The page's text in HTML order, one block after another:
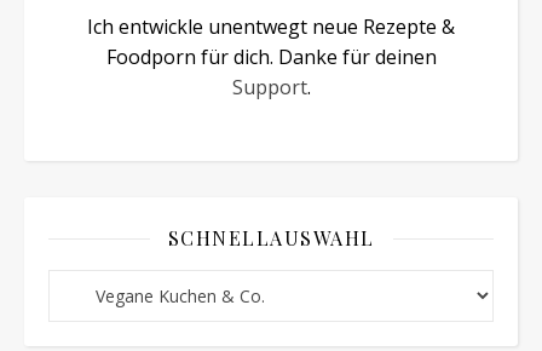
Ich entwickle unentwegt neue Rezepte &
Foodporn für dich. Danke für deinen
Support.
SCHNELLAUSWAHL